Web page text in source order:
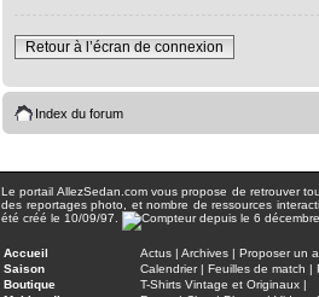
Retour à l’écran de connexion
Index du forum
Le portail AllezSedan.com vous propose de retrouver
des reportages photo, et nombre de ressources
été créé le 10/09/97.
Accueil Actus | Archives | Proposer un
Saison
Calendrier| Feuilles de match |
Boutique
T-Shirts Vintage et Originaux |